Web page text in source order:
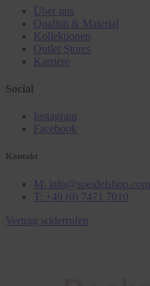
Über uns
Qualität & Material
Kollektionen
Outlet Stores
Karriere
Social
Instagram
Facebook
Kontakt
M: info@speidelshop.com
T: +49 (0) 7471 7010
Vertrag widerrufen